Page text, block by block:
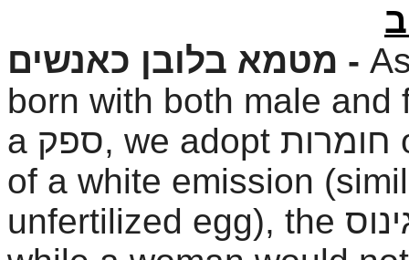
ב
מטמא בלובן כאנשים -
born with both male
a ספק, we adopt חומרות
of a white emission
unfertilized egg), the